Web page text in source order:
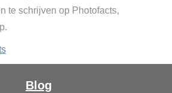
te schrijven op Photofacts,
Blog